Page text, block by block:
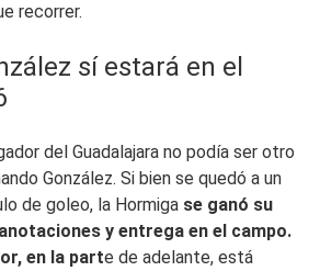
recorrer.
sí estará en el
del Guadalajara no podía ser otro
González. Si bien se quedó a un
de goleo, la Hormiga se ganó su
y entrega en el campo.
en la parte de adelante, está